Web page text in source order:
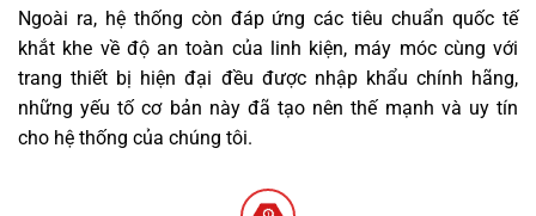
Ngoài ra, hệ thống còn đáp ứng các tiêu chuẩn quốc tế
khắt khe về độ an toàn của linh kiện, máy móc cùng với
trang thiết bị hiện đại đều được nhập khẩu chính hãng,
những yếu tố cơ bản này đã tạo nên thế mạnh và uy tín
cho hệ thống của chúng tôi.